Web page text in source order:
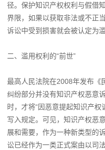
径。保护知识产权权利与假借
界限，如果以获取非法或不正
诉讼中受到损害就会被认定为滥
二、滥用权利的“前世”
最高人民法院在2008年发布《
纠纷部分并没有知识产权恶意
时，才将“因恶意提起知识产
写入规定。可见，知识产权恶
展和需要，作为一种新类型的
讼已经作为一类正式案由以司